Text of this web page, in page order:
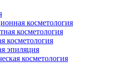
косметология
косметология
косметология
эпиляция
косметология